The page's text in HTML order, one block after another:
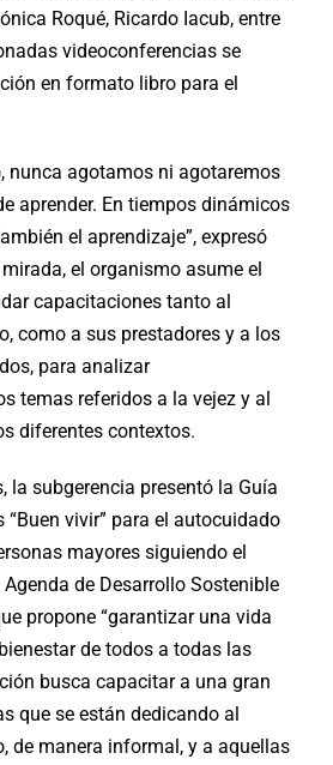
Roqué, Ricardo Iacub, entre
videoconferencias se
en formato libro para el
nunca agotamos ni agotaremos
aprender. En tiempos dinámicos
el aprendizaje”, expresó
el organismo asume el
capacitaciones tanto al
como a sus prestadores y a los
para analizar
temas referidos a la vejez y al
diferentes contextos.
la subgerencia presentó la Guía
“Buen vivir” para el autocuidado
mayores siguiendo el
de Desarrollo Sostenible
propone “garantizar una vida
de todos a todas las
busca capacitar a una gran
que se están dedicando al
de manera informal, y a aquellas